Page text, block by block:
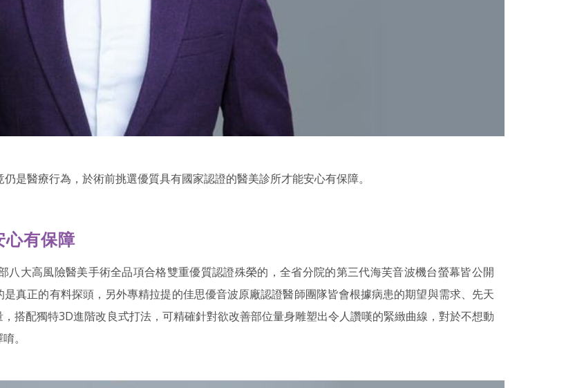
是醫療行為，於術前挑選優質具有國家認證的醫美診所才能安心有保障。
心有保障
大高風險醫美手術全品項合格雙重優質認證殊榮的，全省分院的第三代海芙音波機台螢幕皆公開
真正的有料探頭，另外專精拉提的佳思優音波原廠認證醫師團隊皆會根據病患的期望與需求、先天
搭配獨特3D進階改良式打法，可精確針對欲改善部位量身雕塑出令人讚嘆的緊緻曲線，對於不想動
。